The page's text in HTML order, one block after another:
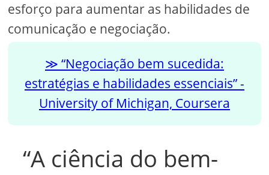
esforço para aumentar as habilidades de
comunicação e negociação.
“Negociação bem sucedida:
estratégias e habilidades essenciais” -
University of Michigan, Coursera
“A ciência do bem-